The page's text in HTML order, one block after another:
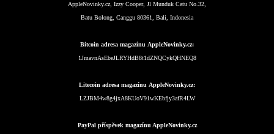
AppleNovinky.cz, Izzy Cooper, Jl Munduk Catu No.32,
Batu Bolong, Canggu 80361, Bali, Indonesia
Bitcoin adresa magazínu AppleNovinky.cz:
1JmavnAsEbeJLRYHdB8t1dZNQCykQHNEQ8
Litecoin adresa magazínu AppleNovinky.cz:
LZJBM4w8g4jxA8KUoV91wKEbfjy3afR4LW
PayPal příspěvek magazínu AppleNovinky.cz